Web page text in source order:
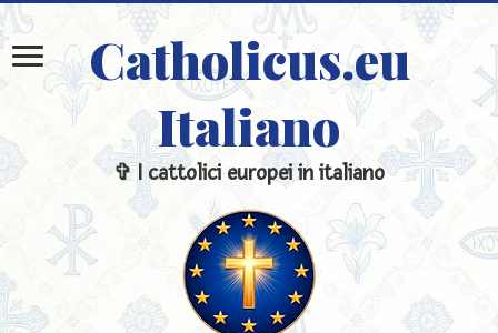
Catholicus.eu
Italiano
✞ I cattolici europei in italiano